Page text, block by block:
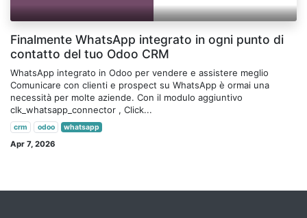
Finalmente WhatsApp integrato in ogni punto di
contatto del tuo Odoo CRM
WhatsApp integrato in Odoo per vendere e assistere meglio
Comunicare con clienti e prospect su WhatsApp è ormai una
necessità per molte aziende. Con il modulo aggiuntivo
clk_whatsapp_connector , Click...
crm odoo whatsapp
Apr 7, 2026